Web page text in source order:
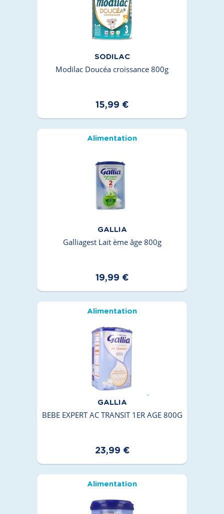
SODILAC
Modilac Doucéa croissance 800g
15,99 €
Alimentation
GALLIA
Galliagest Lait ème âge 800g
19,99 €
Alimentation
GALLIA
BEBE EXPERT AC TRANSIT 1ER AGE 800G
23,99 €
Alimentation